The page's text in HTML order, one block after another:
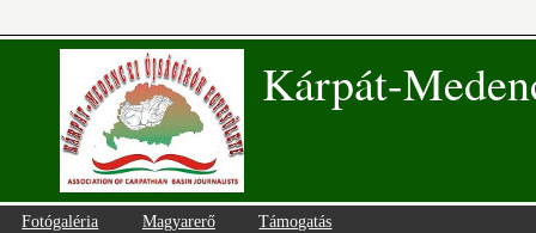
Kárpát-
Fotógaléria Magyarerő Támogatás